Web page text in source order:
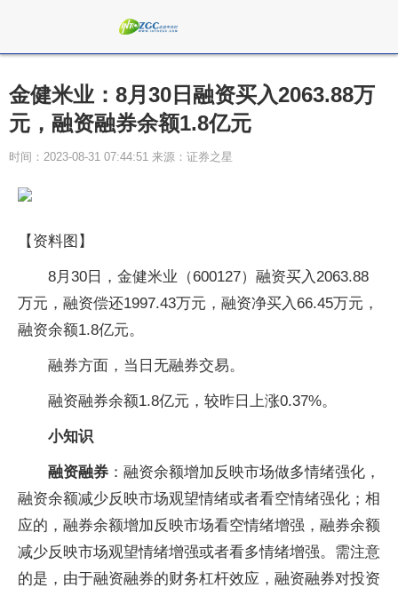
金健米业：8月30日融资买入2063.88万
元，融资融券余额1.8亿元
时间：2023-08-31 07:44:51 来源：证券之星
【资料图】
8月30日，金健米业（600127）融资买入2063.88
万元，融资偿还1997.43万元，融资净买入66.45万元，
融资余额1.8亿元。
融券方面，当日无融券交易。
融资融券余额1.8亿元，较昨日上涨0.37%。
小知识
融资融券 ：融资余额增加反映市场做多情绪强化，
融资余额减少反映市场观望情绪或者看空情绪强化；相
应的，融券余额增加反映市场看空情绪增强，融券余额
减少反映市场观望情绪增强或者看多情绪增强。需注意
的是，由于融资融券的财务杠杆效应，融资融券对投资